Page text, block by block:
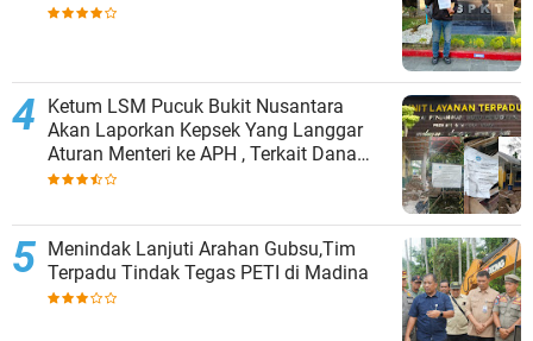
Ketum LSM Pucuk Bukit Nusantara
Akan Laporkan Kepsek Yang Langgar
Aturan Menteri ke APH , Terkait Dana
Revitalisasi Sekolah
Menindak Lanjuti Arahan Gubsu,Tim
Terpadu Tindak Tegas PETI di Madina